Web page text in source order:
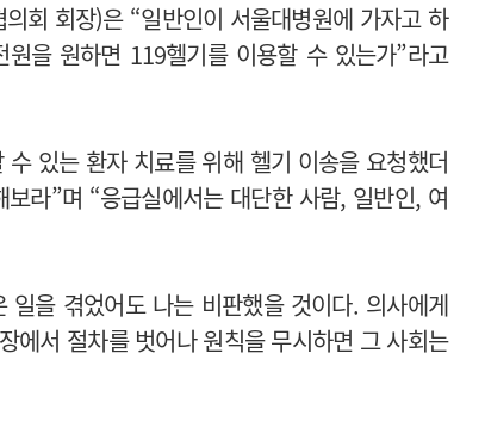
회 회장)은 “일반인이 서울대병원에 가자고 하
을 원하면 119헬기를 이용할 수 있는가”라고
있는 환자 치료를 위해 헬기 이송을 요청했더
라”며 “응급실에서는 대단한 사람, 일반인, 여
을 겪었어도 나는 비판했을 것이다. 의사에게
에서 절차를 벗어나 원칙을 무시하면 그 사회는